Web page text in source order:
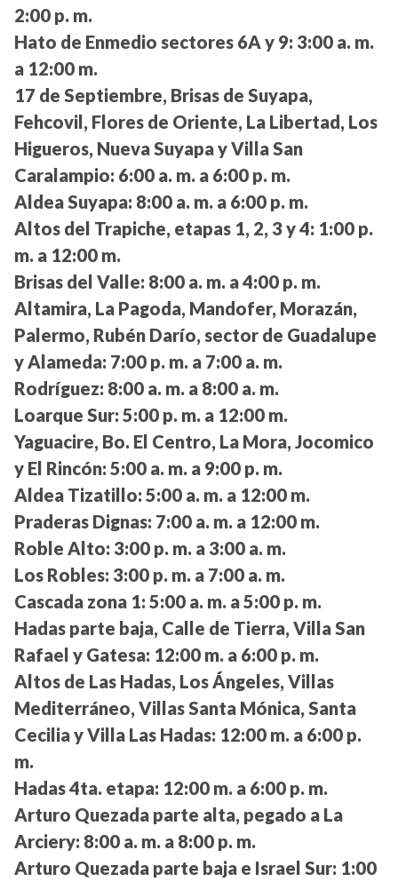
2:00 p. m.
Hato de Enmedio sectores 6A y 9: 3:00 a. m.
a 12:00 m.
17 de Septiembre, Brisas de Suyapa,
Fehcovil, Flores de Oriente, La Libertad, Los
Higueros, Nueva Suyapa y Villa San
Caralampio: 6:00 a. m. a 6:00 p. m.
Aldea Suyapa: 8:00 a. m. a 6:00 p. m.
Altos del Trapiche, etapas 1, 2, 3 y 4: 1:00 p.
m. a 12:00 m.
Brisas del Valle: 8:00 a. m. a 4:00 p. m.
Altamira, La Pagoda, Mandofer, Morazán,
Palermo, Rubén Darío, sector de Guadalupe
y Alameda: 7:00 p. m. a 7:00 a. m.
Rodríguez: 8:00 a. m. a 8:00 a. m.
Loarque Sur: 5:00 p. m. a 12:00 m.
Yaguacire, Bo. El Centro, La Mora, Jocomico
y El Rincón: 5:00 a. m. a 9:00 p. m.
Aldea Tizatillo: 5:00 a. m. a 12:00 m.
Praderas Dignas: 7:00 a. m. a 12:00 m.
Roble Alto: 3:00 p. m. a 3:00 a. m.
Los Robles: 3:00 p. m. a 7:00 a. m.
Cascada zona 1: 5:00 a. m. a 5:00 p. m.
Hadas parte baja, Calle de Tierra, Villa San
Rafael y Gatesa: 12:00 m. a 6:00 p. m.
Altos de Las Hadas, Los Ángeles, Villas
Mediterráneo, Villas Santa Mónica, Santa
Cecilia y Villa Las Hadas: 12:00 m. a 6:00 p.
m.
Hadas 4ta. etapa: 12:00 m. a 6:00 p. m.
Arturo Quezada parte alta, pegado a La
Arciery: 8:00 a. m. a 8:00 p. m.
Arturo Quezada parte baja e Israel Sur: 1:00